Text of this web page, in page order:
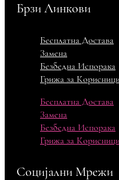
Брзи Линкови
Бесплатна Достава
Замена
Безбедна Испорака
Грижа за
Бесплатна Достава
Замена
Безбедна Испорака
Грижа за
Социјални Мрежи